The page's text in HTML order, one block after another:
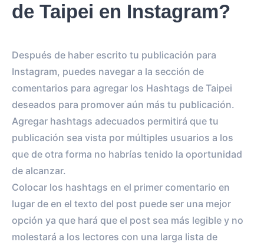
de Taipei en Instagram?
Después de haber escrito tu publicación para
Instagram, puedes navegar a la sección de
comentarios para agregar los Hashtags de Taipei
deseados para promover aún más tu publicación.
Agregar hashtags adecuados permitirá que tu
publicación sea vista por múltiples usuarios a los
que de otra forma no habrías tenido la oportunidad
de alcanzar.
Colocar los hashtags en el primer comentario en
lugar de en el texto del post puede ser una mejor
opción ya que hará que el post sea más legible y no
molestará a los lectores con una larga lista de